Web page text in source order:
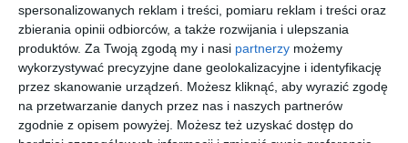
spersonalizowanych reklam i treści, pomiaru reklam i treści oraz
zbierania opinii odbiorców, a także rozwijania i ulepszania
produktów. Za Twoją zgodą my i nasi partnerzy możemy
wykorzystywać precyzyjne dane geolokalizacyjne i identyfikację
przez skanowanie urządzeń. Możesz kliknąć, aby wyrazić zgodę
na przetwarzanie danych przez nas i naszych partnerów
zgodnie z opisem powyżej. Możesz też uzyskać dostęp do
Aranżacja pokoju dziecięcego z białym kolorem ścian,
łóżkiem, komodą oraz szafką na zabawki i książki.
AUTOR:JN Studio Joanna Nawrocka